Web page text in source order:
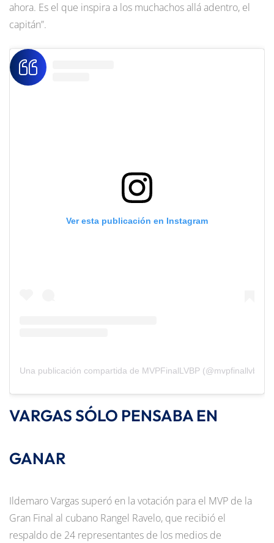
ahora. Es el que inspira a los muchachos allá adentro, el
capitán”.
Ver esta publicación en Instagram
Una publicación compartida de MVPFinalLVBP (@mvpfinallvbp)
VARGAS SÓLO PENSABA EN
GANAR
Ildemaro Vargas superó en la votación para el MVP de la
Gran Final al cubano Rangel Ravelo, que recibió el
respaldo de 24 representantes de los medios de